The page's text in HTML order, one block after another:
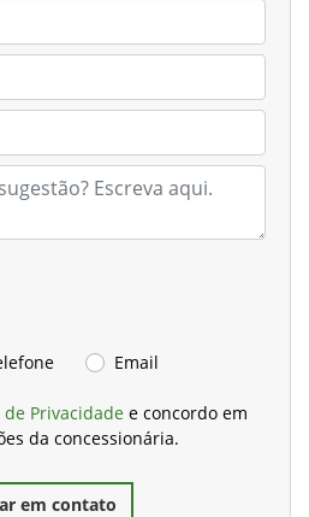
Email
de Privacidade e concordo em
da concessionária.
em contato